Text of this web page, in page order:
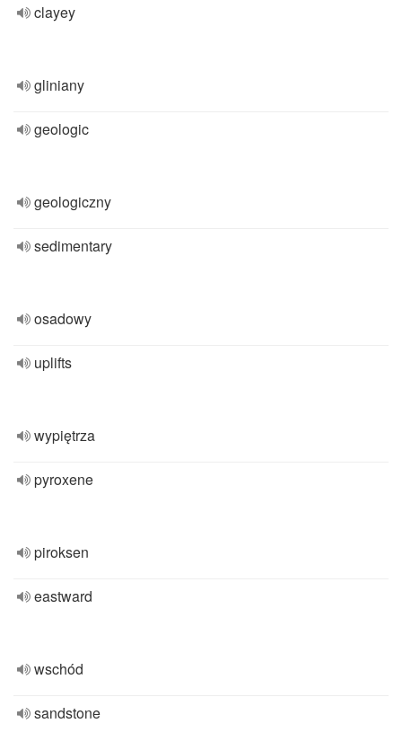
clayey
gliniany
geologic
geologiczny
sedimentary
osadowy
uplifts
wypiętrza
pyroxene
piroksen
eastward
wschód
sandstone